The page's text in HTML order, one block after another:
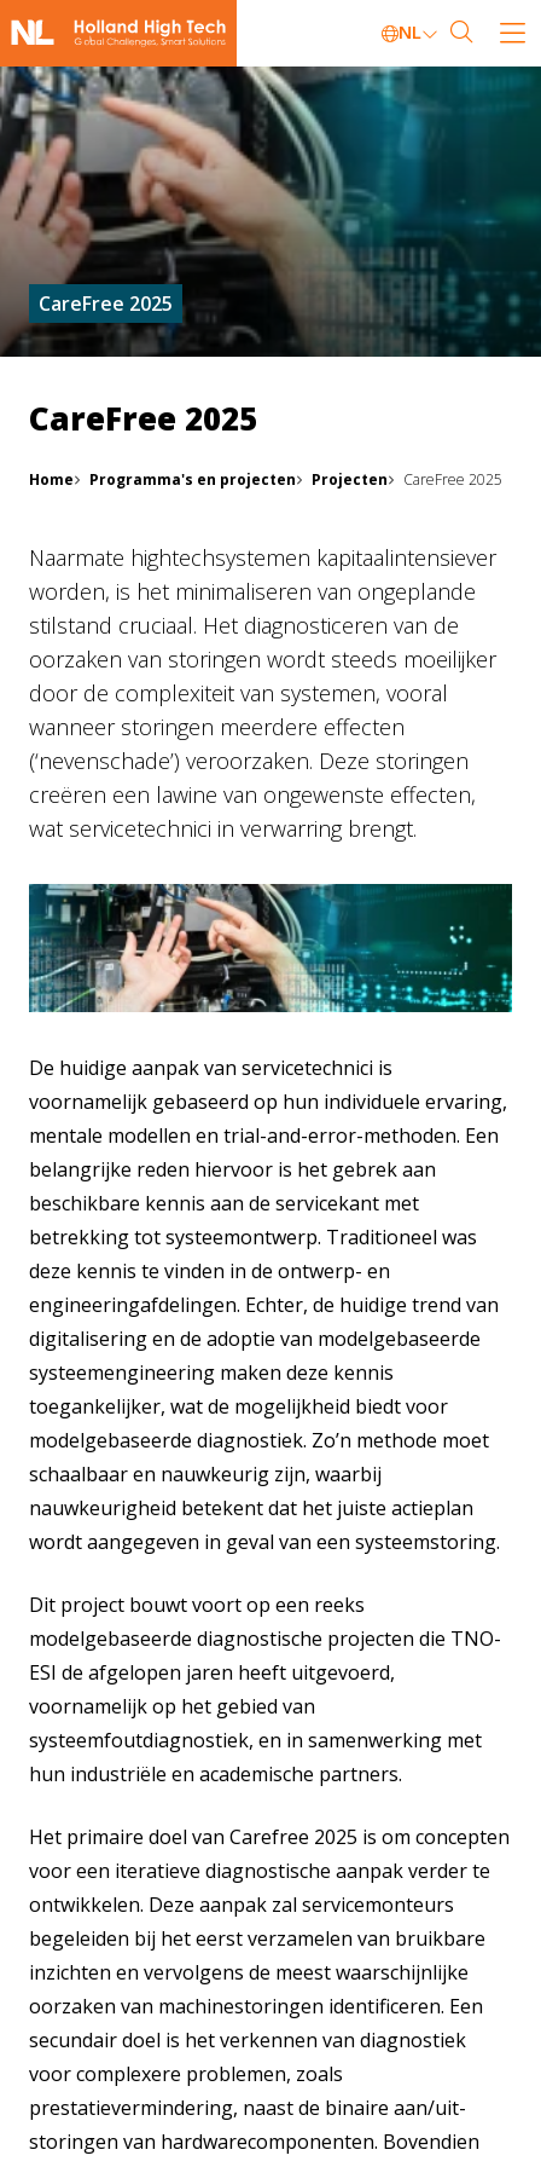
NL
CareFree 2025
CareFree 2025
Home Programma's en projecten Projecten CareFree 2025
Naarmate hightechsystemen kapitaalintensiever
worden, is het minimaliseren van ongeplande
stilstand cruciaal. Het diagnosticeren van de
oorzaken van storingen wordt steeds moeilijker
door de complexiteit van systemen, vooral
wanneer storingen meerdere effecten
(‘nevenschade’) veroorzaken. Deze storingen
creëren een lawine van ongewenste effecten,
wat servicetechnici in verwarring brengt.
De huidige aanpak van servicetechnici is
voornamelijk gebaseerd op hun individuele ervaring,
mentale modellen en trial-and-error-methoden. Een
belangrijke reden hiervoor is het gebrek aan
beschikbare kennis aan de servicekant met
betrekking tot systeemontwerp. Traditioneel was
deze kennis te vinden in de ontwerp- en
engineeringafdelingen. Echter, de huidige trend van
digitalisering en de adoptie van modelgebaseerde
systeemengineering maken deze kennis
toegankelijker, wat de mogelijkheid biedt voor
modelgebaseerde diagnostiek. Zo’n methode moet
schaalbaar en nauwkeurig zijn, waarbij
nauwkeurigheid betekent dat het juiste actieplan
wordt aangegeven in geval van een systeemstoring.
Dit project bouwt voort op een reeks
modelgebaseerde diagnostische projecten die TNO-
ESI de afgelopen jaren heeft uitgevoerd,
voornamelijk op het gebied van
systeemfoutdiagnostiek, en in samenwerking met
hun industriële en academische partners.
Het primaire doel van Carefree 2025 is om concepten
voor een iteratieve diagnostische aanpak verder te
ontwikkelen. Deze aanpak zal servicemonteurs
begeleiden bij het eerst verzamelen van bruikbare
inzichten en vervolgens de meest waarschijnlijke
oorzaken van machinestoringen identificeren. Een
secundair doel is het verkennen van diagnostiek
voor complexere problemen, zoals
prestatievermindering, naast de binaire aan/uit-
storingen van hardwarecomponenten. Bovendien